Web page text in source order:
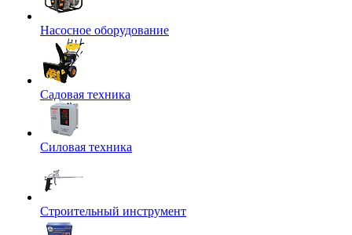
Насосное оборудование
Садовая техника
Силовая техника
Строительный инструмент